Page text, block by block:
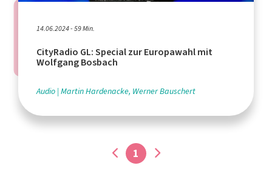
14.06.2024 - 59 Min.
CityRadio GL: Special zur Europawahl mit
Wolfgang Bosbach
Audio Martin Hardenacke, Werner Bauschert
1